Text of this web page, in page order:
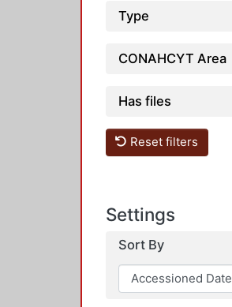
Type
CONAHCYT Area
Has files
Reset filters
Settings
Sort By